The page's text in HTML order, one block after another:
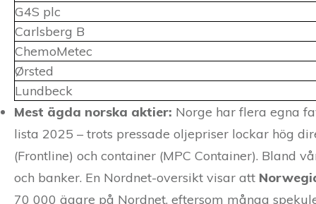
G4S plc
Carlsberg B
ChemoMetec
Ørsted
Lundbeck
Mest ägda norska aktier: Norge har flera egna
lista 2025 – trots pressade oljepriser lockar hög
(Frontline) och container (MPC Container). Bland
och banker. En Nordnet-oversikt visar att
70 000 ägare på Nordnet, eftersom många